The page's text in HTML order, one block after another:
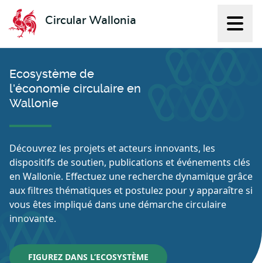
Circular Wallonia
Ecosystème de
l'économie circulaire en
Wallonie
Découvrez les projets et acteurs innovants, les
dispositifs de soutien, publications et événements clés
en Wallonie. Effectuez une recherche dynamique grâce
aux filtres thématiques et postulez pour y apparaître si
vous êtes impliqué dans une démarche circulaire
innovante.
FIGUREZ DANS L’ECOSYSTÈME